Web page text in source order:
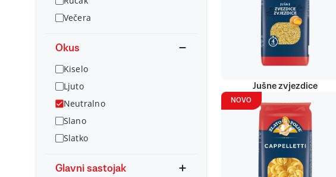
Večera
Okus
Kiselo
Ljuto
Neutralno
Slano
Slatko
Glavni sastojak
Jušne zvjezdice
NOVO